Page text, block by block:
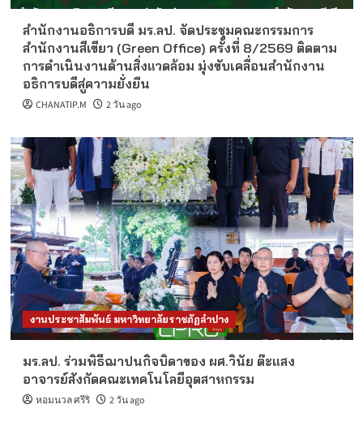
สำนักงานอธิการบดี มร.ลป. จัดประชุมคณะกรรมการ
สำนักงานสีเขียว (Green Office) ครั้งที่ 8/2569 ติดตาม
การดำเนินงานด้านสิ่งแวดล้อม มุ่งขับเคลื่อนสำนักงาน
อธิการบดีสู่ความยั่งยืน
CHANATIP.M 2 วัน ago
งานประชาสัมพันธ์ มหาวิทยาลัยราชภัฏลำปาง
มร.ลป. ร่วมพิธีฌาปนกิจบิดาของ ผศ.วินัย ต๊ะแสง
อาจารย์สังกัดคณะเทคโนโลยีอุตสาหกรรม
หอมนวล ศรีริ 2 วัน ago